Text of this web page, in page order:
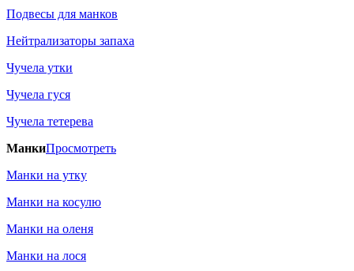
Подвесы для манков
Нейтрализаторы запаха
Чучела утки
Чучела гуся
Чучела тетерева
МанкиПросмотреть
Манки на утку
Манки на косулю
Манки на оленя
Манки на лося